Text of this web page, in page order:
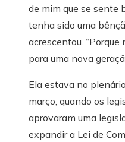
de mim que se sente
tenha sido uma
acrescentou.
para uma nova
Ela estava no
março, quando os
aprovaram uma
expandir a Lei de